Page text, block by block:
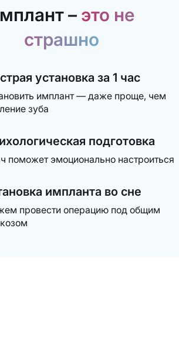
– это не
страшно
установка за 1 час
имплант — даже проще, чем
зуба
подготовка
поможет эмоционально настроиться
импланта во сне
провести операцию под общим